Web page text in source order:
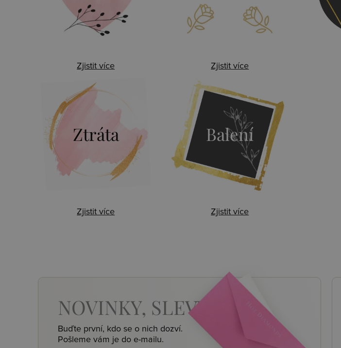
Zjistit více Zjistit více
Ztráta
Zjistit více
Balení
Zjistit více
NOVINKY, SLEVY, AKCE
Buďte první, kdo se o nich dozví.
Pošleme vám je do e-mailu.